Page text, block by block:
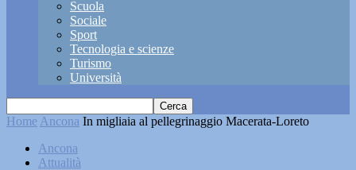
Scuola
Sociale
Sport
Tecnologia e scienze
Turismo
Università
Home Ancona In migliaia al pellegrinaggio Macerata-Loreto
Ancona
Attualità